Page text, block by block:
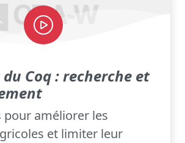
Coq : recherche et
pour améliorer les
et limiter leur